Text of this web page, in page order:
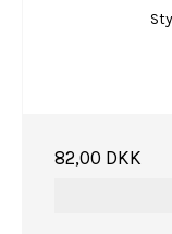
82,00 DKK